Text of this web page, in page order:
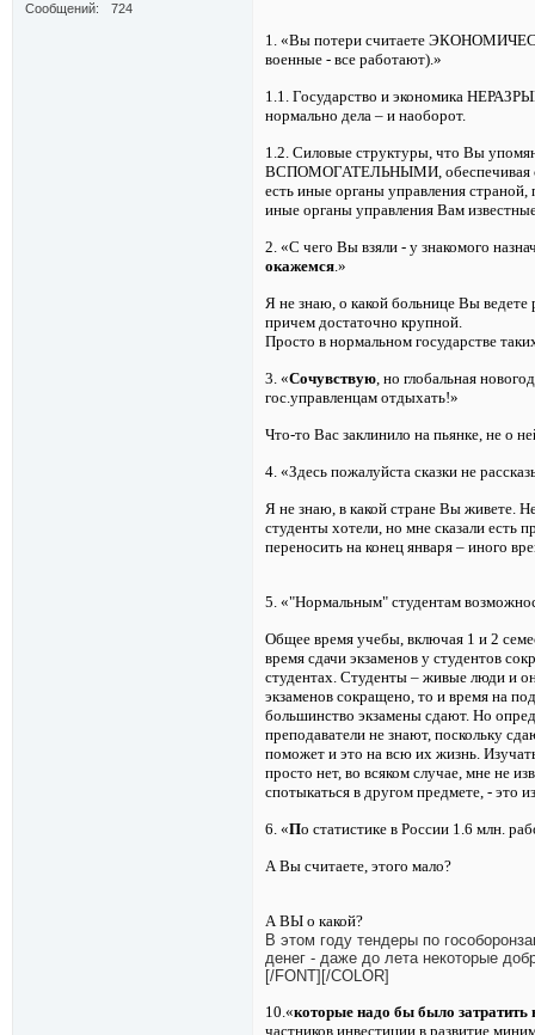
Сообщений
724
1. «Вы потери считаете
военные - все работают).»
1.1. Государство и экономика
нормально дела – и наоборот.
1.2. Силовые структуры, что Вы
ВСПОМОГАТЕЛЬНЫМИ, обеспечивая
есть иные органы управления
иные органы управления Вам
2. «С чего Вы взяли - у знакомого
окажемся.»
Я не знаю, о какой больнице Вы ведете
причем достаточно крупной.
Просто в нормальном государстве
3. «Сочувствую, но глобальная
гос.управленцам отдыхать!»
Что-то Вас заклинило на пьянке, не о
4. «Здесь пожалуйста сказки не
Я не знаю, в какой стране Вы живете.
студенты хотели, но мне сказали есть
переносить на конец января – иного
5. «"Нормальным" студентам
Общее время учебы, включая 1 и 2
время сдачи экзаменов у студентов
студентах. Студенты – живые люди и
экзаменов сокращено, то и время на
большинство экзамены сдают. Но
преподаватели не знают, поскольку
поможет и это на всю их жизнь.
просто нет, во всяком случае, мне не
спотыкаться в другом предмете, - это
6. «По статистике в России 1.6 млн.
А Вы считаете, этого мало?
А ВЫ о какой?
В этом году тендеры по
денег - даже до лета некоторые
[/FONT][/COLOR]
10.«которые надо бы было затратить
частников инвестиции в развитие